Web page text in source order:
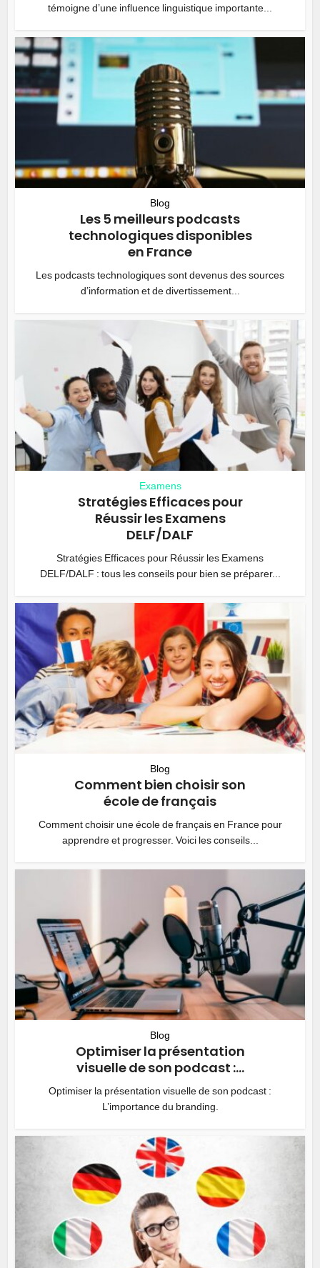
témoigne d’une influence linguistique importante...
Blog
Les 5 meilleurs podcasts
technologiques disponibles
en France
Les podcasts technologiques sont devenus des sources
d’information et de divertissement...
Examens
Stratégies Efficaces pour
Réussir les Examens
DELF/DALF
Stratégies Efficaces pour Réussir les Examens
DELF/DALF : tous les conseils pour bien se préparer...
Blog
Comment bien choisir son
école de français
Comment choisir une école de français en France pour
apprendre et progresser. Voici les conseils...
Blog
Optimiser la présentation
visuelle de son podcast :...
Optimiser la présentation visuelle de son podcast :
L’importance du branding.